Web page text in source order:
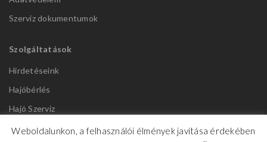
Szerviz dokumentumok
Szolgáltatások
Hirdetéseink
Hajóbérlés
Hajó Szerviz
Weboldalunkon, a felhasználói élmények javítása érdekében